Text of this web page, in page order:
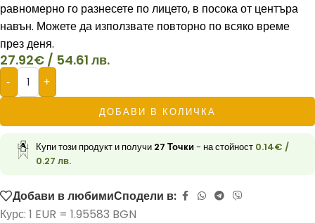
равномерно го разнесете по лицето, в посока от центъра
навън. Можете да използвате повторно по всяко време
през деня.
27.92€ / 54.61 лв.
- +
ДОБАВИ В КОЛИЧКА
Купи този продукт и получи 27 Точки- на стойност 0.14€ /
0.27 лв.
Добави в любимиСподели в:
Курс: 1 EUR = 1.95583 BGN